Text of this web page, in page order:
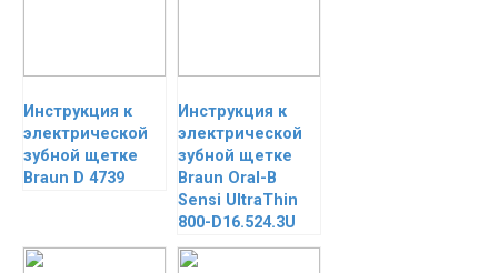
Инструкция к
электрической
зубной щетке
Braun D 4739
Инструкция к
электрической
зубной щетке
Braun Oral-B
Sensi UltraThin
800-D16.524.3U